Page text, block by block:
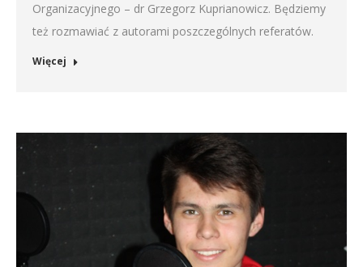
Organizacyjnego – dr Grzegorz Kuprianowicz. Będziemy
też rozmawiać z autorami poszczególnych referatów.
Więcej